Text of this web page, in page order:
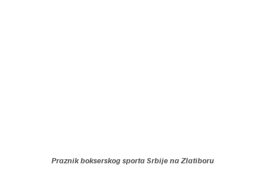
Praznik bokserskog sporta Srbije na Zlatiboru